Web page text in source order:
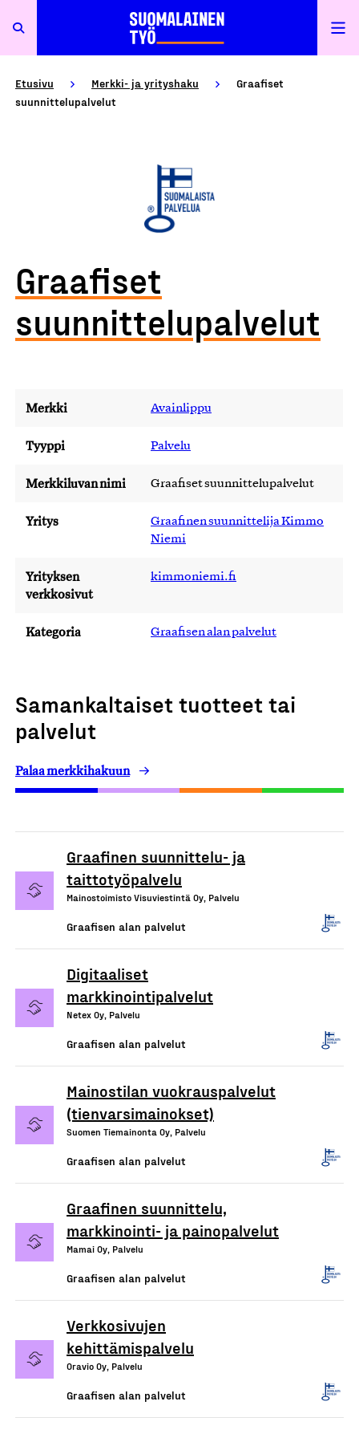
Etusivu Merkki- ja yrityshaku
Graafiset
suunnittelupalvelut
Graafiset
suunnittelupalvelut
Merkki Avainlippu
Tyyppi Palvelu
Merkkiluvan nimi Graafiset suunnittelupalvelut
Yritys
Graafinen suunnittelija Kimmo
Niemi
Yrityksen
verkkosivut
kimmoniemi.fi
Kategoria Graafisen alan palvelut
Samankaltaiset tuotteet tai
palvelut
Palaa merkkihakuun
Graafinen suunnittelu- ja
taittotyöpalvelu
Mainostoimisto Visuviestintä Oy, Palvelu
Graafisen alan palvelut
Digitaaliset
markkinointipalvelut
Netex Oy, Palvelu
Graafisen alan palvelut
Mainostilan vuokrauspalvelut
(tienvarsimainokset)
Suomen Tiemainonta Oy, Palvelu
Graafisen alan palvelut
Graafinen suunnittelu,
markkinointi- ja painopalvelut
Mamai Oy, Palvelu
Graafisen alan palvelut
Verkkosivujen
kehittämispalvelu
Oravio Oy, Palvelu
Graafisen alan palvelut